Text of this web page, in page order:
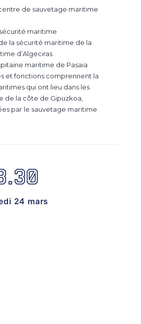
de sauvetage maritime
maritime
la sécurité maritime de la
d’Algeciras.
maritime de Pasaia
et fonctions comprennent la
qui ont lieu dans les
de la côte de Gipuzkoa,
par le sauvetage maritime
24 mars